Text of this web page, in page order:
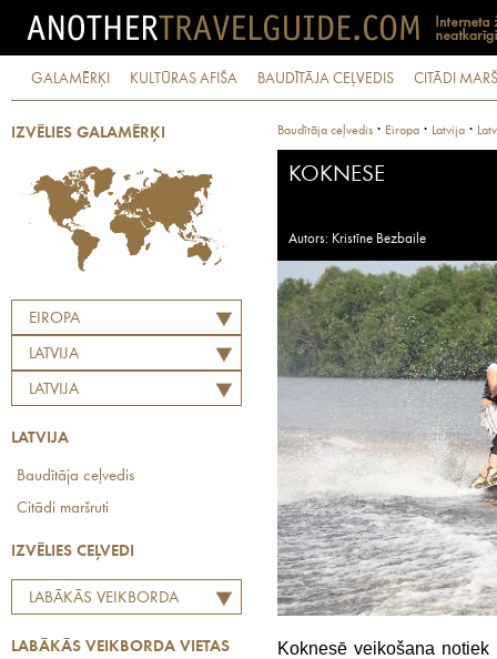
GALAMĒRĶI KULTŪRAS AFIŠA BAUDĪTĀJA CEĻVEDIS CITĀDI
IZVĒLIES GALAMĒRĶI
EIROPA
LATVIJA
LATVIJA
LATVIJA
Baudītāja ceļvedis
Citādi maršruti
IZVĒLIES CEĻVEDI
LABĀKĀS VEIKBORDA
LABĀKĀS VEIKBORDA VIETAS
Baudītāja ceļvedis · Eiropa · Latvija ·
KOKNESE
Autors: Kristīne Bezbaile
Koknesē veikošana